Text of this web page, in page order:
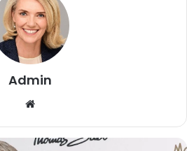
Admin